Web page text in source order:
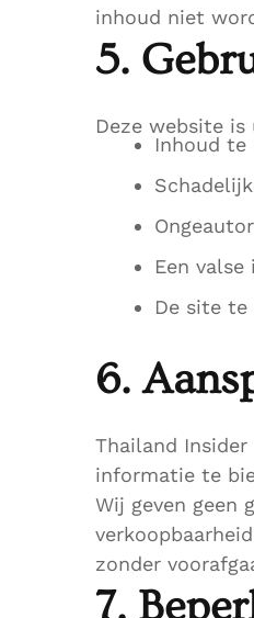
inhoud niet
5.
Deze website
Inhoud te
Een
De site te
6.
Thailand
informatie te
Wij geven geen
zonder
7.